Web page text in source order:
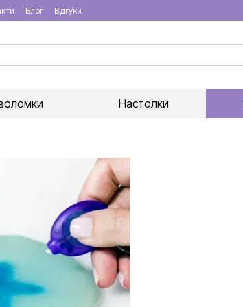
Блог Відгуки
Настолки